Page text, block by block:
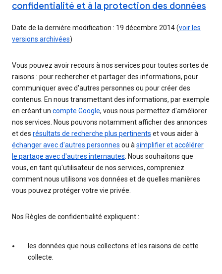
confidentialité et à la protection des données
Date de la dernière modification : 19 décembre 2014 (voir les
versions archivées)
Vous pouvez avoir recours à nos services pour toutes sortes de
raisons : pour rechercher et partager des informations, pour
communiquer avec d'autres personnes ou pour créer des
contenus. En nous transmettant des informations, par exemple
en créant un compte Google, vous nous permettez d'améliorer
nos services. Nous pouvons notamment afficher des annonces
et des résultats de recherche plus pertinents et vous aider à
échanger avec d'autres personnes ou àsimplifier et accélérer
le partage avec d'autres internautes. Nous souhaitons que
vous, en tant qu'utilisateur de nos services, compreniez
comment nous utilisons vos données et de quelles manières
vous pouvez protéger votre vie privée.
Nos Règles de confidentialité expliquent :
les données que nous collectons et les raisons de cette
collecte.